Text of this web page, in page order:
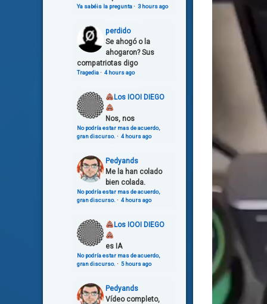
Ya sabéis la pregunta· 3 hours ago
perdido
Se ahogó o la
ahogaron? Sus
compatriotas digo
Tragedia· 4 hours ago
Los IOOI DIEGO
Nos, nos
No podría estar mas de acuerdo,
gran discurso. · 4 hours ago
Pedyands
Me la han colado
bien colada.
No podría estar mas de acuerdo,
gran discurso. · 4 hours ago
Los IOOI DIEGO
es IA
No podría estar mas de acuerdo,
gran discurso. · 5 hours ago
Pedyands
Vídeo completo,